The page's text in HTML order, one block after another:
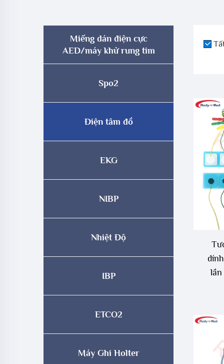
Miếng dán điện cực
AED/máy khử rung tim
Spo2
Điện tâm đồ
EKG
NIBP
Nhiệt Độ
IBP
ETCO2
Máy Ghi Holter
lần